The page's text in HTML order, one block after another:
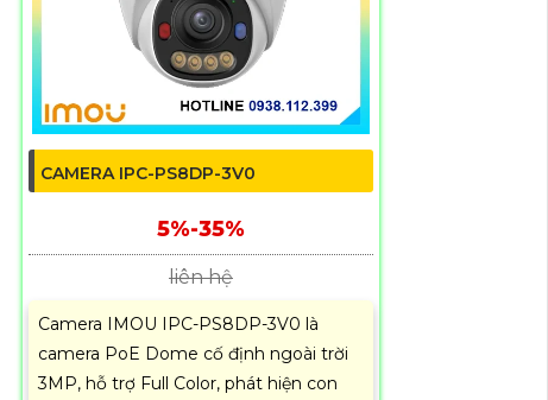
CAMERA IPC-PS8DP-3V0
5%-35%
liên hệ
Camera IMOU IPC-PS8DP-3V0 là
camera PoE Dome cố định ngoài trời
3MP, hỗ trợ Full Color, phát hiện con